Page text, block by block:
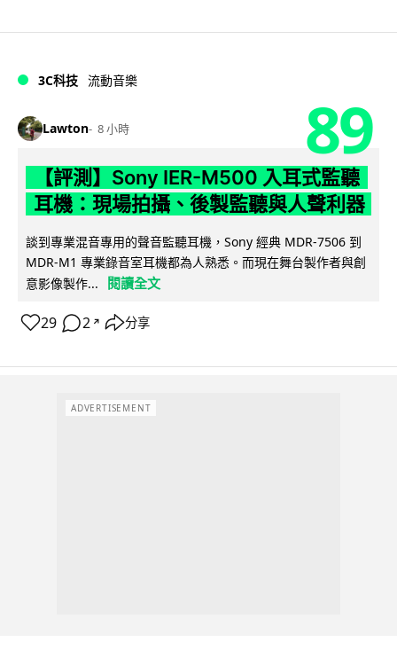
3C科技 流動音樂
Lawton 8 小時 89
【評測】Sony IER-M500 入耳式監聽
耳機：現場拍攝、後製監聽與人聲利器
談到專業混音專用的聲音監聽耳機，Sony 經典 MDR-7506 到
MDR-M1 專業錄音室耳機都為人熟悉。而現在舞台製作者與創
意影像製作...
閱讀全文
29 2 ↗ 分享
ADVERTISEMENT